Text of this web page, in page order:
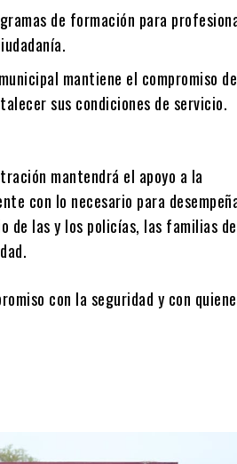
de formación para
mantiene el compromiso de
sus condiciones de servicio.
mantendrá el apoyo a la
con lo necesario para
de las y los policías, las familias de
con la seguridad y con